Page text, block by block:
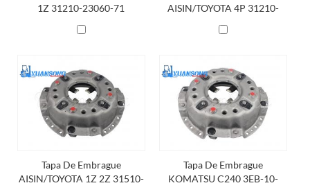
1Z 31210-23060-71
AISIN/TOYOTA 4P 31210-
Tapa De Embrague
AISIN/TOYOTA 1Z 2Z 31510-
Tapa De Embrague
KOMATSU C240 ​​3EB-10-